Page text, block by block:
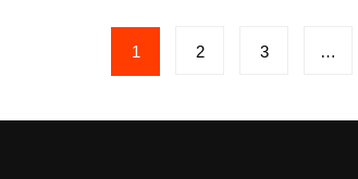
1 2 3 …